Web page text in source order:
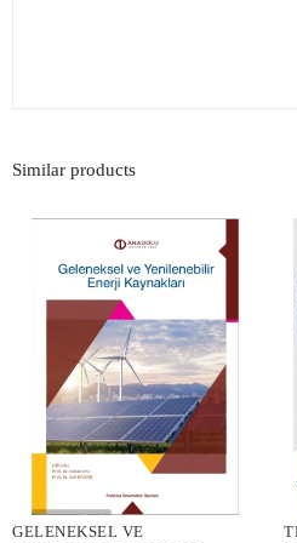
Similar products
GELENEKSEL VE